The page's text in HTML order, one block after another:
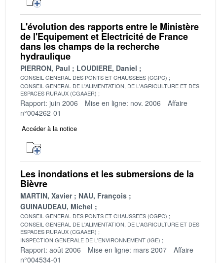
L'évolution des rapports entre le Ministère
de l'Equipement et Electricité de France
dans les champs de la recherche
hydraulique
PIERRON, Paul LOUDIERE, Daniel
CONSEIL GENERAL DES PONTS ET CHAUSSEES (CGPC)
CONSEIL GENERAL DE L'ALIMENTATION, DE L'AGRICULTURE ET DES
ESPACES RURAUX (CGAAER)
Rapport: juin 2006 Mise en ligne: nov. 2006
Affaire
n°004262-01
Accéder à la notice
Les inondations et les submersions de la
Bièvre
MARTIN, Xavier
NAU, François
GUINAUDEAU, Michel
CONSEIL GENERAL DES PONTS ET CHAUSSEES (CGPC)
CONSEIL GENERAL DE L'ALIMENTATION, DE L'AGRICULTURE ET DES
ESPACES RURAUX (CGAAER)
INSPECTION GENERALE DE L'ENVIRONNEMENT (IGE)
Rapport: août 2006 Mise en ligne: mars 2007
Affaire
n°004534-01